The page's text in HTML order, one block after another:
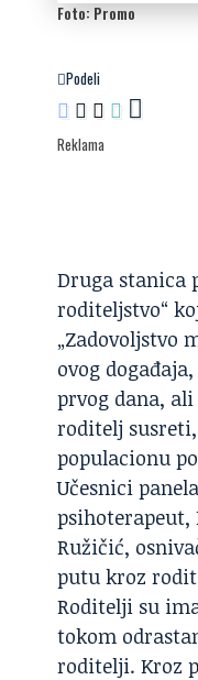
Foto: Promo
Podeli
Reklama
Druga stanica
roditeljstvo“
„Zadovoljstvo
ovog
prvog dana,
roditelj
populacionu
Učesnici
psihoterapeut,
Ružičić,
putu kroz
Roditelji su
tokom
roditelji. Kroz